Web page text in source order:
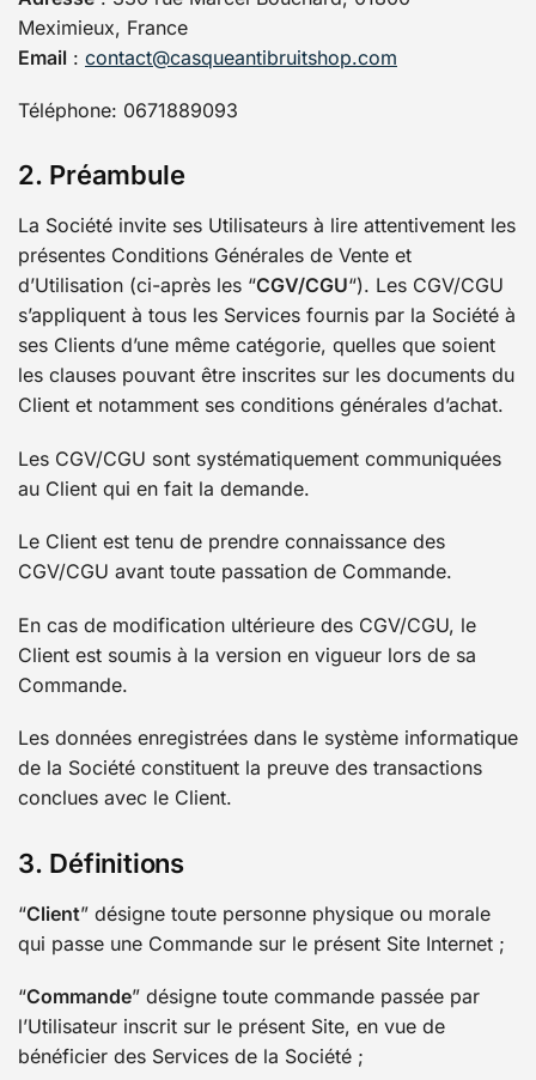
Meximieux, France
Email : contact@casqueantibruitshop.com
Téléphone: 0671889093
2. Préambule
La Société invite ses Utilisateurs à lire attentivement les
présentes Conditions Générales de Vente et
d’Utilisation (ci-après les “CGV/CGU“). Les CGV/CGU
s’appliquent à tous les Services fournis par la Société à
ses Clients d’une même catégorie, quelles que soient
les clauses pouvant être inscrites sur les documents du
Client et notamment ses conditions générales d’achat.
Les CGV/CGU sont systématiquement communiquées
au Client qui en fait la demande.
Le Client est tenu de prendre connaissance des
CGV/CGU avant toute passation de Commande.
En cas de modification ultérieure des CGV/CGU, le
Client est soumis à la version en vigueur lors de sa
Commande.
Les données enregistrées dans le système informatique
de la Société constituent la preuve des transactions
conclues avec le Client.
3. Définitions
“Client” désigne toute personne physique ou morale
qui passe une Commande sur le présent Site Internet ;
“Commande” désigne toute commande passée par
l’Utilisateur inscrit sur le présent Site, en vue de
bénéficier des Services de la Société ;